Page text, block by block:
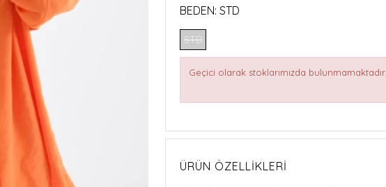
BEDEN: STD
STD
Geçici olarak stoklarımızda bulunmamaktadır.
ÜRÜN ÖZELLIKLERI